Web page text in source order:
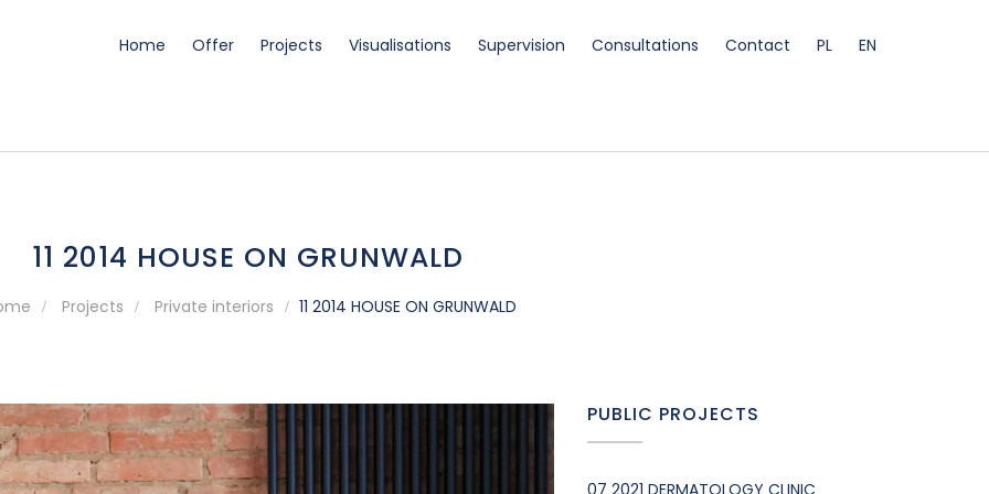
Home Offer Projects Visualisations Supervision Consultations Contact PL EN
11 2014 HOUSE ON GRUNWALD
Projects Private interiors 11 2014 HOUSE ON GRUNWALD
PUBLIC PROJECTS
07 2021 DERMATOLOGY CLINIC